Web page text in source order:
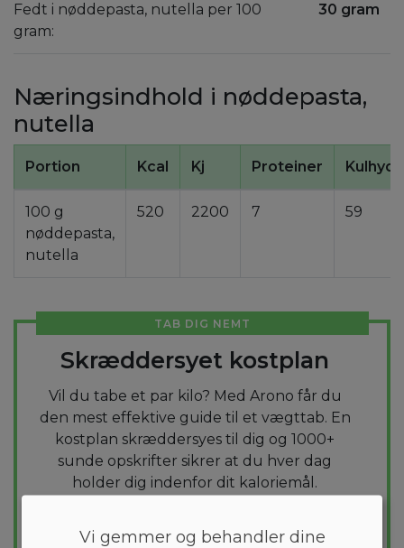
Fedt i nøddepasta, nutella per 100
gram:
30 gram
Næringsindhold i nøddepasta,
nutella
Portion Kcal Kj Proteiner
100 g
nøddepasta,
nutella
520 2200 7 59
TAB DIG NEMT
Skræddersyet kostplan
Vil du tabe et par kilo? Med Arono får du
den mest effektive guide til et vægttab. En
kostplan skræddersyes til dig og 1000+
sunde opskrifter sikrer at du hver dag
holder dig indenfor dit kaloriemål.
GRATIS
Vi gemmer og behandler dine